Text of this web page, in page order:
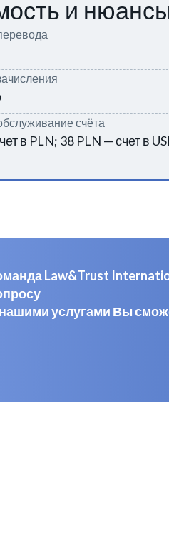
и
счёта
в PLN; 38 PLN — счет в
Law&Trust
услугами Вы